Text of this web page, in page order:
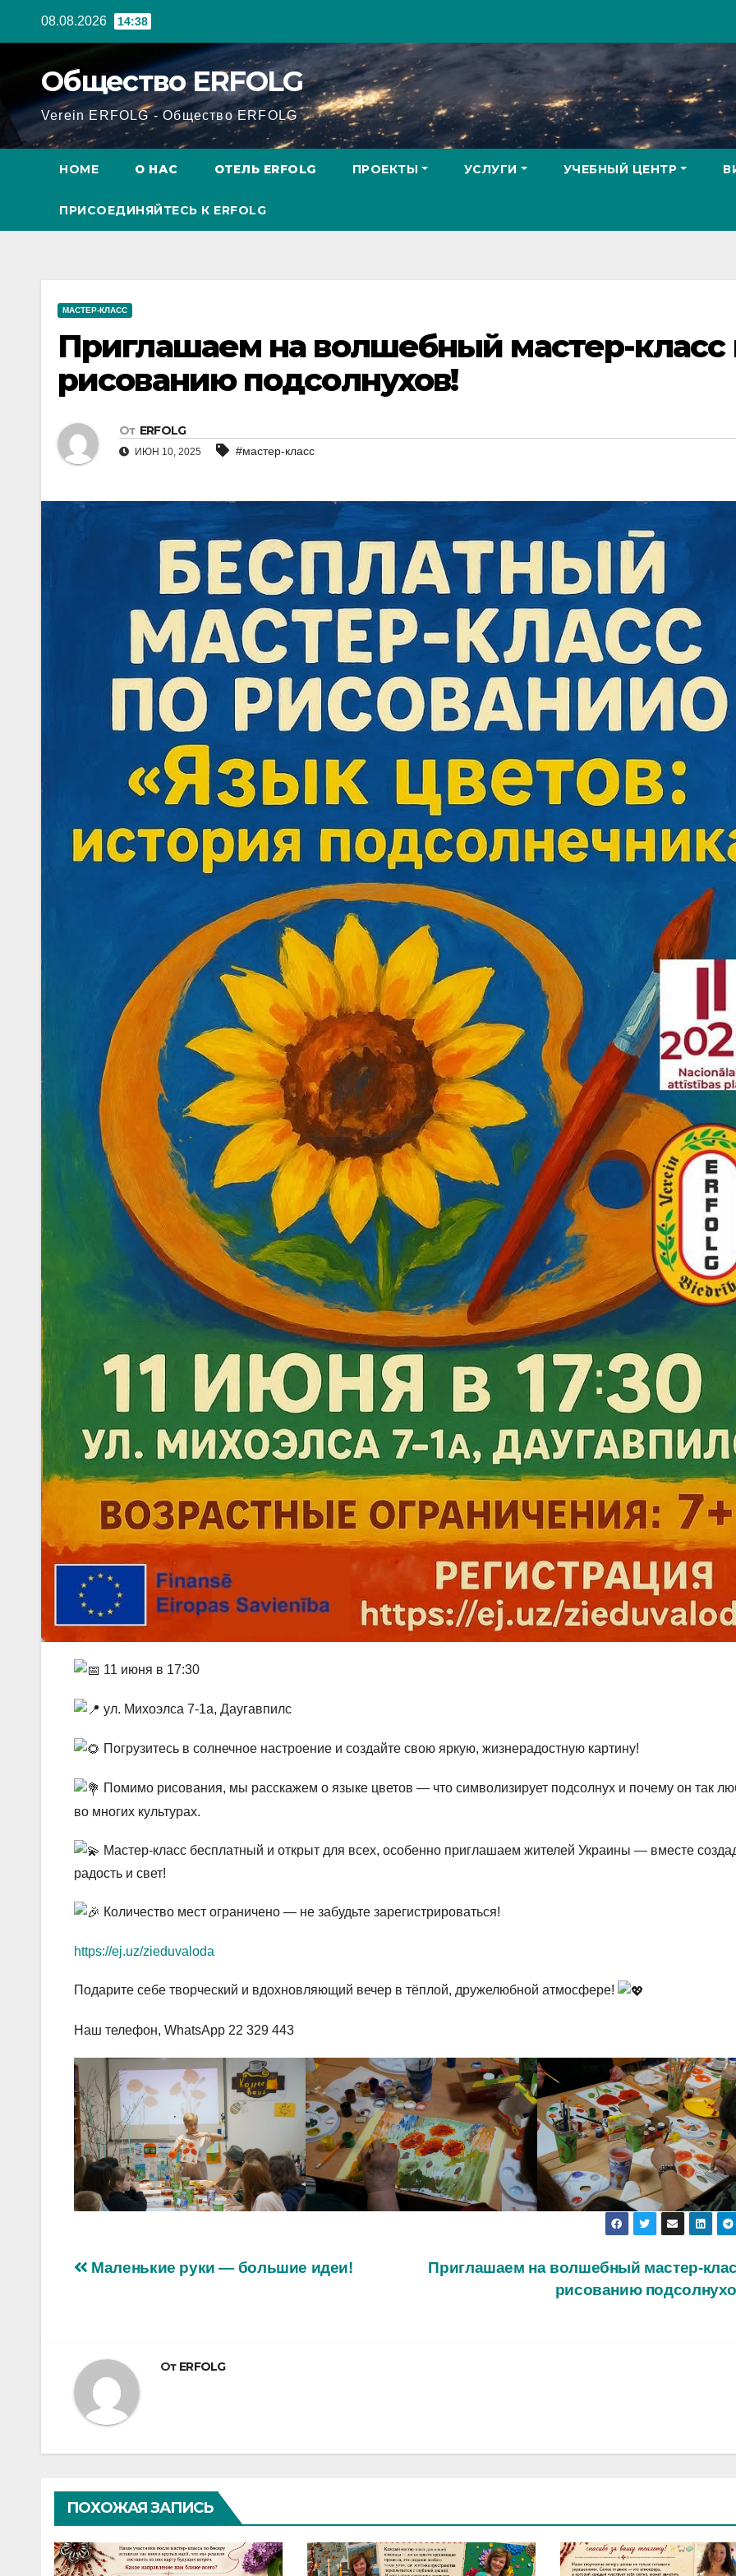
08.08.2026 14:38
Общество ERFOLG
Verein ERFOLG - Общество ERFOLG
HOME О НАС ОТЕЛЬ ERFOLG ПРОЕКТЫ УСЛУГИ УЧЕБНЫЙ ЦЕНТР
ПРИСОЕДИНЯЙТЕСЬ К ERFOLG
МАСТЕР-КЛАСС
Приглашаем на волшебный мастер-класс
рисованию подсолнухов!
От ERFOLG
ИЮН 10, 2025 #мастер-класс
11 июня в 17:30
ул. Михоэлса 7-1a, Даугавпилс
Погрузитесь в солнечное настроение и создайте свою яркую, жизнерадостную картину!
Помимо рисования, мы расскажем о языке цветов — что символизирует подсолнух и почему он так
во многих культурах.
Мастер-класс бесплатный и открыт для всех, особенно приглашаем жителей Украины — вместе
радость и свет!
Количество мест ограничено — не забудьте зарегистрироваться!
https://ej.uz/zieduvaloda
Подарите себе творческий и вдохновляющий вечер в тёплой, дружелюбной атмосфере!
Наш телефон, WhatsApp 22 329 443
Навигация
Приглашаем на волшебный мастер-
рисованию
Маленькие руки — большие идеи!
От ERFOLG
ПОХОЖАЯ ЗАПИСЬ